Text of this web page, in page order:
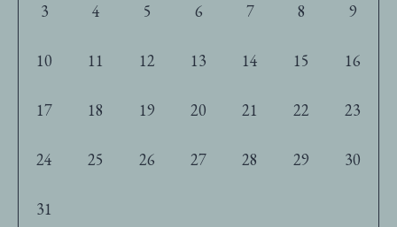
3 4 5 6 7 8 9
10 11 12 13 14 15 16
17 18 19 20 21 22 23
24 25 26 27 28 29 30
31